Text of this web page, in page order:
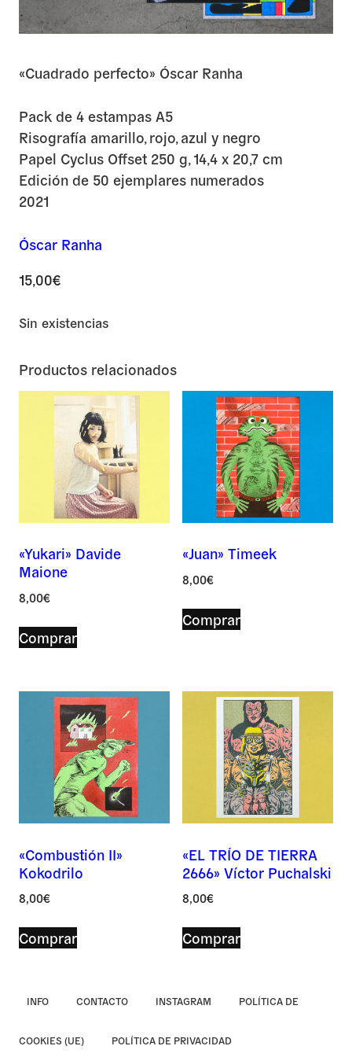
«Cuadrado perfecto» Óscar Ranha
Pack de 4 estampas A5
Risografía amarillo, rojo, azul y negro
Papel Cyclus Offset 250 g, 14,4 x 20,7 cm
Edición de 50 ejemplares numerados
2021
Óscar Ranha
15,00€
Sin existencias
Productos relacionados
«Yukari» Davide
Maione
8,00€
Comprar
«Juan» Timeek
8,00€
Comprar
«Combustión II»
Kokodrilo
8,00€
Comprar
«EL TRÍO DE TIERRA
2666» Víctor Puchalski
8,00€
Comprar
Navegación
INFO CONTACTO INSTAGRAM POLÍTICA DE
COOKIES (UE) POLÍTICA DE PRIVACIDAD
Nombre *
Correo *
Asunto *
Mensaje *